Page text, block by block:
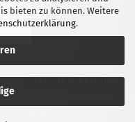
bieten zu können. Weitere
.
Vertrag widerrufen